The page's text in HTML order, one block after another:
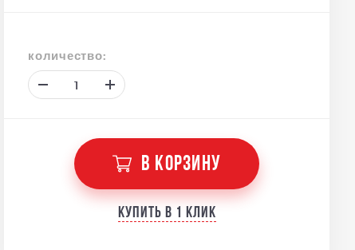
количество:
В КОРЗИНУ
Купить в 1 клик